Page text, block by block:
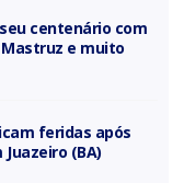
centenário com
e muito
feridas após
(BA)